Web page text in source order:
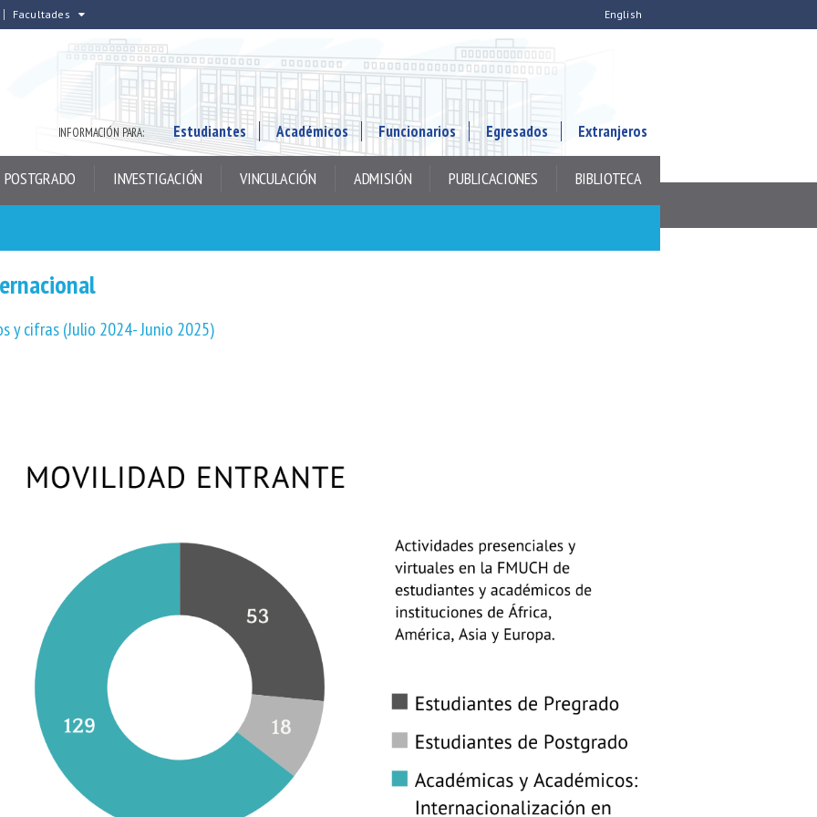
Facultades English
INFORMACIÓN PARA: Estudiantes Académicos Funcionarios Egresados Extranjeros
POSTGRADO INVESTIGACIÓN VINCULACIÓN ADMISIÓN PUBLICACIONES BIBLIOTECA
y cifras (Julio 2024- Junio 2025)